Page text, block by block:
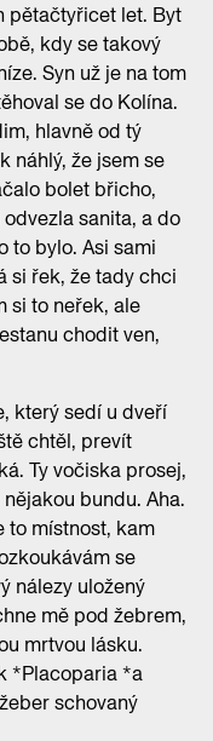
pětačtyřicet let. Byt
kdy se takový
Syn už je na tom
se do Kolína.
hlavně od tý
náhlý, že jsem se
bolet břicho,
sanita, a do
to bylo. Asi sami
si řek, že tady chci
si to neřek, ale
chodit ven,
který sedí u dveří
chtěl, prevít
Ty vočiska prosej,
bundu. Aha.
to místnost, kam
se
nálezy uložený
mě pod žebrem,
mrtvou lásku.
*Placoparia *a
schovaný